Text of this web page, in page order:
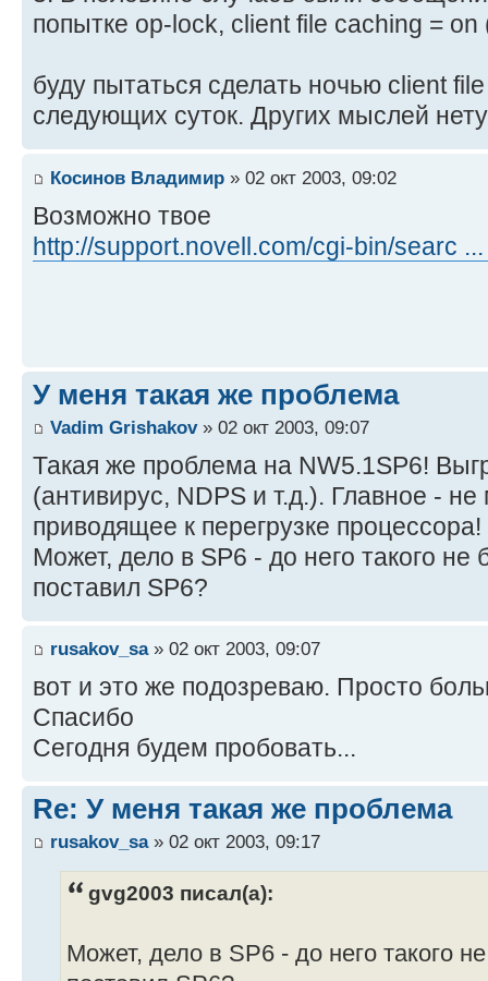
попытке op-lock, client file caching = on
буду пытаться сделать ночью client
следующих суток. Других мыслей
Косинов Владимир » 02 окт 2003, 09:02
Возможно твое
http://support.novell.com/cgi-bin/searc
У меня такая же проблема
Vadim Grishakov» 02 окт 2003, 09:07
Такая же проблема на NW5.1SP6!
(антивирус, NDPS и т.д.). Главное -
приводящее к перегрузке процессора!
Может, дело в SP6 - до него такого
поставил SP6?
rusakov_sa» 02 окт 2003, 09:07
вот и это же подозреваю. Просто
Спасибо
Сегодня будем пробовать...
Re: У меня такая же проблема
rusakov_sa» 02 окт 2003, 09:17
gvg2003 писал(а):
Может, дело в SP6 - до него такого